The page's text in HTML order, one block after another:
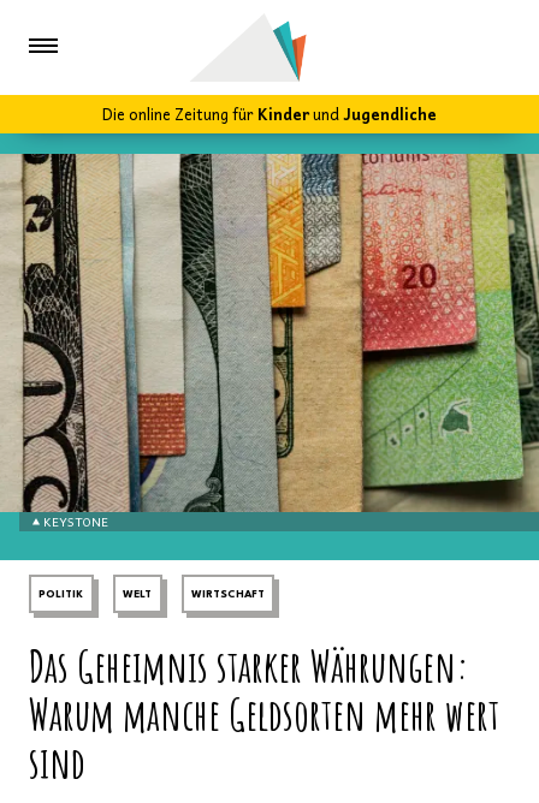
Die online Zeitung fürKinderundJugendliche
KEYSTONE
POLITIK WELT WIRTSCHAFT
Das Geheimnis starker Währungen:
Warum manche Geldsorten mehr wert
sind